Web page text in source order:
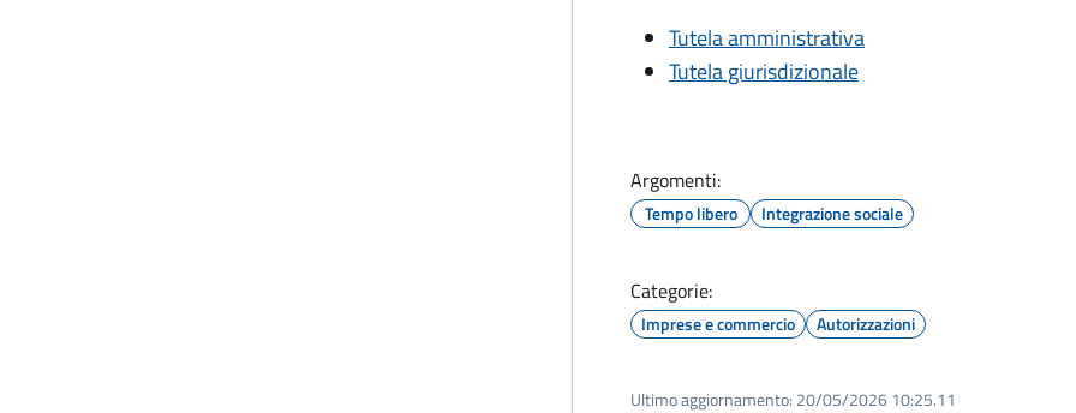
Tutela amministrativa
Tutela giurisdizionale
Argomenti:
Tempo libero Integrazione sociale
Categorie:
Imprese e commercio Autorizzazioni
Ultimo aggiornamento: 20/05/2026 10:25.11